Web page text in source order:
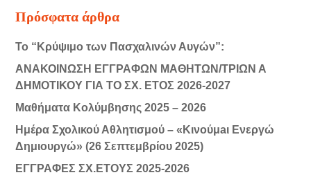
Πρόσφατα άρθρα
Το “Κρύψιμο των Πασχαλινών Αυγών”:
ΑΝΑΚΟΙΝΩΣΗ ΕΓΓΡΑΦΩΝ ΜΑΘΗΤΩΝ/ΤΡΙΩΝ Α
ΔΗΜΟΤΙΚΟΥ ΓΙΑ ΤΟ ΣΧ. ΕΤΟΣ 2026-2027
Μαθήματα Κολύμβησης 2025 – 2026
Ημέρα Σχολικού Αθλητισμού – «Κινούμaι Ενεργώ
Δημιουργώ» (26 Σεπτεμβρίου 2025)
ΕΓΓΡΑΦΕΣ ΣΧ.ΕΤΟΥΣ 2025-2026